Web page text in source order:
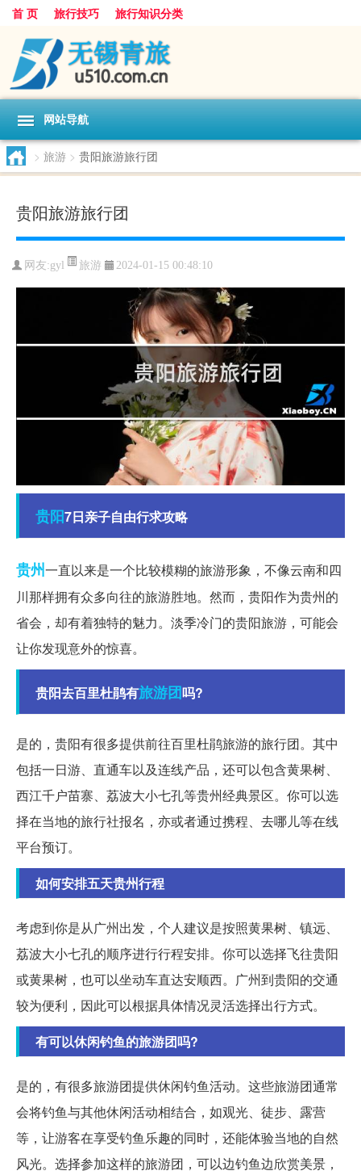
首 页 旅行技巧 旅行知识分类
网站导航
> 旅游 > 贵阳旅游旅行团
贵阳旅游旅行团
网友:gyl 旅游 2024-01-15 00:48:10
贵阳7日亲子自由行求攻略
贵州一直以来是一个比较模糊的旅游形象，不像云南和四
川那样拥有众多向往的旅游胜地。然而，贵阳作为贵州的
省会，却有着独特的魅力。淡季冷门的贵阳旅游，可能会
让你发现意外的惊喜。
贵阳去百里杜鹃有旅游团吗?
是的，贵阳有很多提供前往百里杜鹃旅游的旅行团。其中
包括一日游、直通车以及连线产品，还可以包含黄果树、
西江千户苗寨、荔波大小七孔等贵州经典景区。你可以选
择在当地的旅行社报名，亦或者通过携程、去哪儿等在线
平台预订。
如何安排五天贵州行程
考虑到你是从广州出发，个人建议是按照黄果树、镇远、
荔波大小七孔的顺序进行行程安排。你可以选择飞往贵阳
或黄果树，也可以坐动车直达安顺西。广州到贵阳的交通
较为便利，因此可以根据具体情况灵活选择出行方式。
有可以休闲钓鱼的旅游团吗?
是的，有很多旅游团提供休闲钓鱼活动。这些旅游团通常
会将钓鱼与其他休闲活动相结合，如观光、徒步、露营
等，让游客在享受钓鱼乐趣的同时，还能体验当地的自然
风光。选择参加这样的旅游团，可以边钓鱼边欣赏美景，